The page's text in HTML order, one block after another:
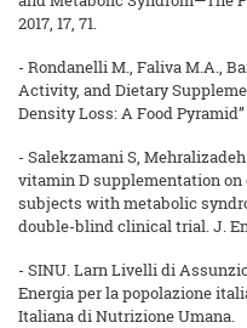
2017, 17, 71.
- Rondanelli M., Faliva M.A.,
Activity, and Dietary
Density Loss: A Food
- Salekzamani S,
vitamin D supplementation
subjects with metabolic
double-blind clinical trial. J.
- SINU. Larn Livelli di
Energia per la popolazione
Italiana di Nutrizione Umana.